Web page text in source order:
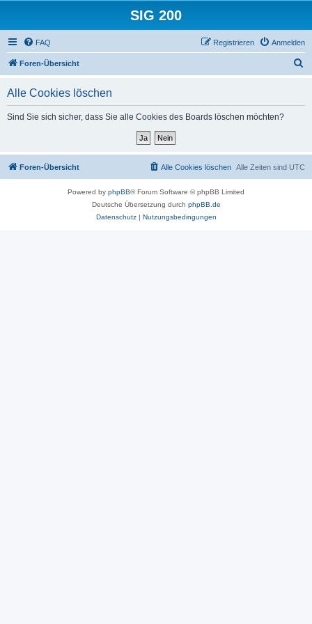
SIG 200
FAQ Anmelden
Registrieren
Foren-Übersicht
Alle Cookies löschen
Sind Sie sich sicher, dass Sie alle Cookies des Boards löschen möchten?
Foren-Übersicht Alle Zeiten sind UTC
Alle Cookies löschen
Powered by phpBB® Forum Software © phpBB Limited
Deutsche Übersetzung durch phpBB.de
Datenschutz| Nutzungsbedingungen